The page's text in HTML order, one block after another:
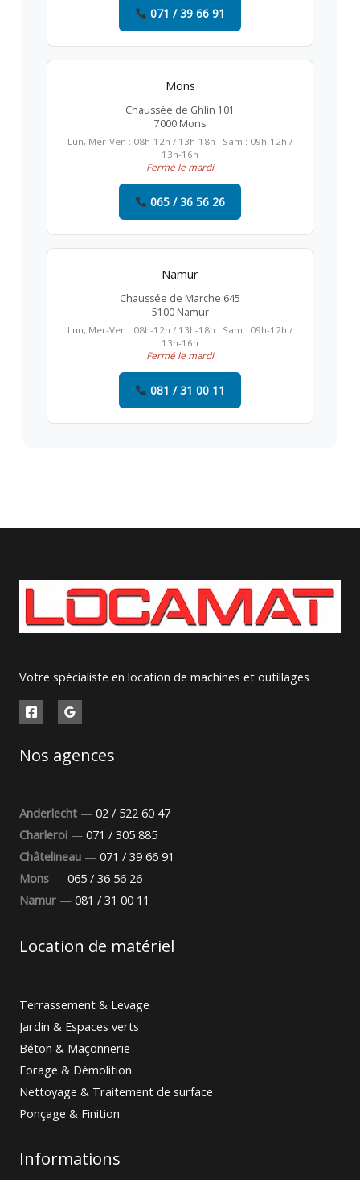
071 / 39 66 91
Mons
Chaussée de Ghlin 101
7000 Mons
Lun, Mer-Ven : 08h-12h / 13h-18h · Sam : 09h-12h /
13h-16h
Fermé le mardi
065 / 36 56 26
Namur
Chaussée de Marche 645
5100 Namur
Lun, Mer-Ven : 08h-12h / 13h-18h · Sam : 09h-12h /
13h-16h
Fermé le mardi
081 / 31 00 11
Votre spécialiste en location de machines et outillages
Nos agences
Anderlecht — 02 / 522 60 47
Charleroi — 071 / 305 885
Châtelineau — 071 / 39 66 91
Mons — 065 / 36 56 26
Namur — 081 / 31 00 11
Location de matériel
Terrassement & Levage
Jardin & Espaces verts
Béton & Maçonnerie
Forage & Démolition
Nettoyage & Traitement de surface
Ponçage & Finition
Informations